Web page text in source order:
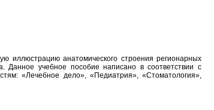
иллюстрацию анатомического строения регионарных
Данное учебное пособие написано в соответствии с
«Лечебное дело», «Педиатрия», «Стоматология»,